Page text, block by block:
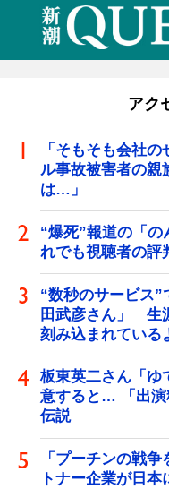
アク
「そもそも会社
ル事故被害者の
は…」
“爆死”報道の「
れでも視聴者の評
“数秒のサービス
田武彦さん」 生
刻み込まれている
板東英二さん「ゆ
意すると… 「出演
伝説
「プーチンの戦
トナー企業が日